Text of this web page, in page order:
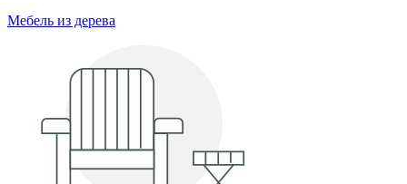
Мебель из дерева